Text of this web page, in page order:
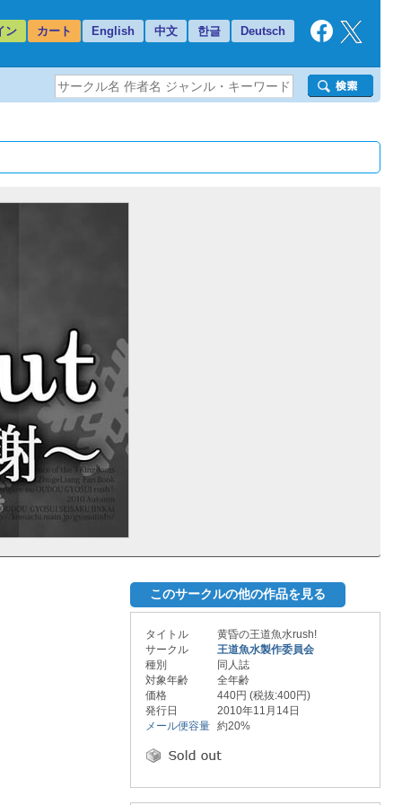
ン カート English 中文 한글 Deutsch
このサークルの他の作品を見る
タイトル
黄昏の王道魚水rush!
サークル
王道魚水製作委員会
種別
同人誌
対象年齢
全年齢
価格
440円 (税抜:400円)
発行日
2010年11月14日
メール便容量 約20%